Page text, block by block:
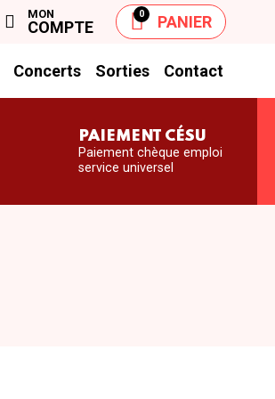
MON
COMPTE
0 PANIER
Concerts Sorties Contact
PAIEMENT CÉSU
Paiement chèque emploi
service universel